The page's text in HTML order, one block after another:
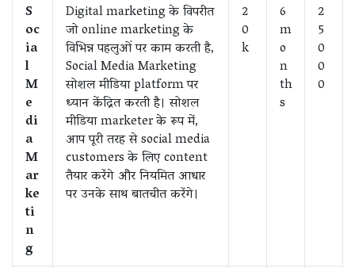
S
oc
ia
l
M
e
di
a
M
ar
ke
ti
n
g
Digital marketing के विपरीत
जो online marketing के
विभिन्न पहलुओं पर काम करती है,
Social Media Marketing
सोशल मीडिया platform पर
ध्यान केंद्रित करती है। सोशल
मीडिया marketer के रूप में,
आप पूरी तरह से social media
customers के लिए content
तैयार करेंगे और नियमित आधार
पर उनके साथ बातचीत करेंगे।
2
0
k
6
m
o
n
th
s
2
5
0
0
0